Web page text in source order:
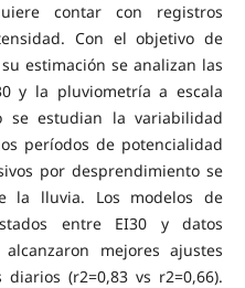
contar con registros
Con el objetivo de
estimación se analizan las
y la pluviometría a escala
se estudian la variabilidad
períodos de potencialidad
por desprendimiento se
la lluvia. Los modelos de
entre EI30 y datos
mejores ajustes
(r2=0,83 vs r2=0,66).